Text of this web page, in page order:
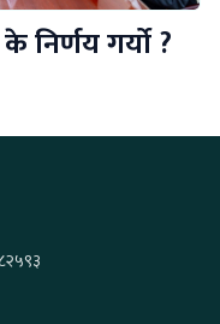
निर्णय गर्यो ?